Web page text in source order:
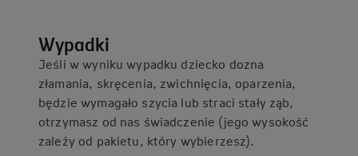
Wypadki
Jeśli w wyniku wypadku dziecko dozna
złamania, skręcenia, zwichnięcia, oparzenia,
będzie wymagało szycia lub straci stały ząb,
otrzymasz od nas świadczenie (jego wysokość
zależy od pakietu, który wybierzesz).